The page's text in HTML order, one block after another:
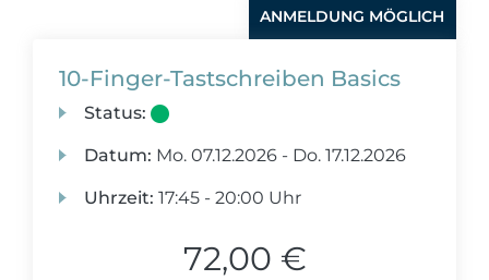
ANMELDUNG MÖGLICH
10-Finger-Tastschreiben Basics
Status:
Datum: Mo. 07.12.2026 - Do. 17.12.2026
Uhrzeit: 17:45 - 20:00 Uhr
72,00 €